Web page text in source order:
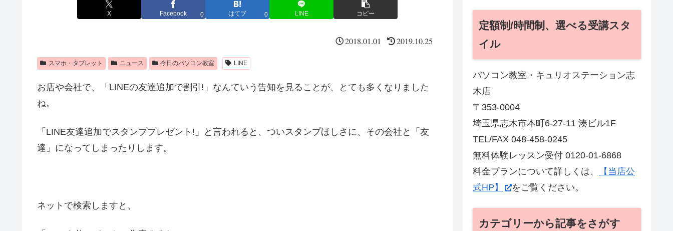
X Facebook 0 はてブ 0 LINE コピー
2018.01.01 2019.10.25
スマホ・タブレット ニュース 今日のパソコン教室 LINE
お店や会社で、「LINEの友達追加で割引!」なんていう告知を見ることが、とても多くなりました
ね。
「LINE友達追加でスタンププレゼント!」と言われると、ついスタンプほしさに、その会社と「友
達」になってしまったりします。
ネットで検索しますと、
定額制/時間制、選べる受講スタ
イル
パソコン教室・キュリオステーション志
木店
〒353-0004
埼玉県志木市本町6-27-11 湊ビル1F
TEL/FAX 048-458-0245
無料体験レッスン受付 0120-01-6868
料金プランについて詳しくは、
【当店公
式HP】
をご覧ください。
カテゴリーから記事をさがす